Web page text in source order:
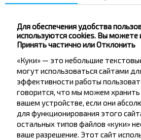
Лунинец
Минск
Лунинец
Гомель
Для обеспечения удобства
используются cookies. Вы можете
Принять частично или Отклонить
«Куки» — это небольшие
могут использоваться сайтами
эффективности работы
говорится, что мы можем хранить
вашем устройстве, если они
для функционирования этого
остальных типов файлов «куки»
ваше разрешение. Этот сайт